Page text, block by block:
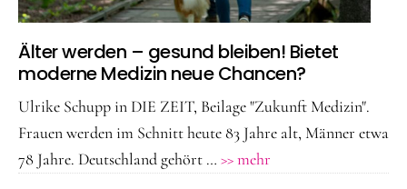
Älter werden – gesund bleiben! Bietet
moderne Medizin neue Chancen?
Ulrike Schupp in DIE ZEIT, Beilage "Zukunft Medizin".
Frauen werden im Schnitt heute 83 Jahre alt, Männer etwa
78 Jahre. Deutschland gehört … >> mehr